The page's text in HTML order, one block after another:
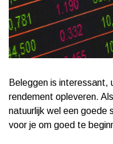
Beleggen is interessant,
rendement opleveren.
natuurlijk wel een goede
voor je om goed te